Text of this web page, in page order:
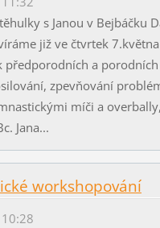
s Janou v Bejbáčku
již ve čtvrtek
předporodních a
zpevňování
míči a
Jana...
workshopování